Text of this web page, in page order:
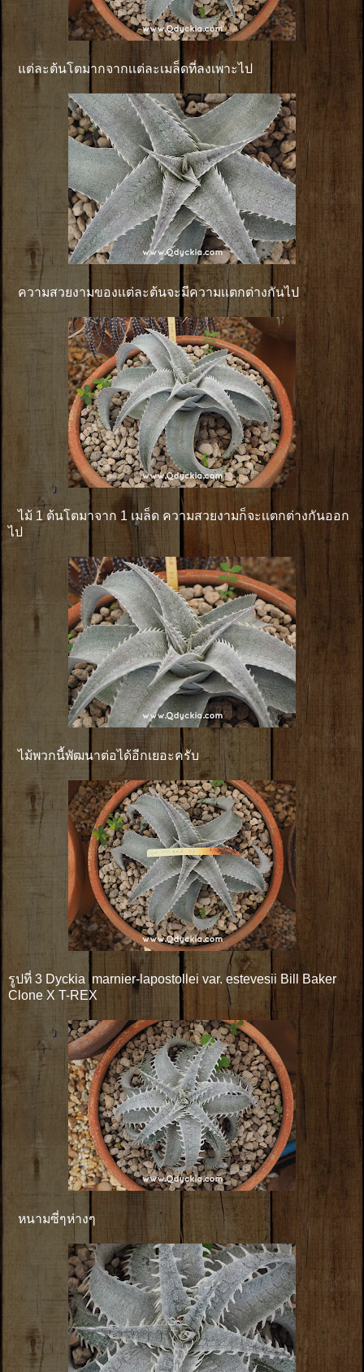
แต่ละต้นโตมากจากเเต่ละเมล็ดที่ลงเพาะไป
ความสวยงามของเเต่ละต้นจะมีความเเตกต่างกันไป
ไม้ 1 ต้นโตมาจาก 1 เมล็ด ความสวยงามก็จะเเตกต่างกันออก
ไป
ไม้พวกนี้พัฒนาต่อได้อีกเยอะครับ
รูปที่ 3 Dyckia marnier-lapostollei var. estevesii Bill Baker
Clone X T-REX
หนามซี่ๆห่างๆ